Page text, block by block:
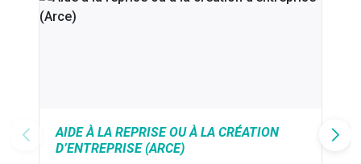
AIDE À LA REPRISE OU À LA CRÉATION
D’ENTREPRISE (ARCE)